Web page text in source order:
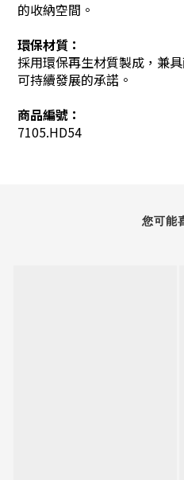
的收納空間。
環保材質：
採用環保再生材質製成，兼
可持續發展的承諾。
商品編號：
7105.HD54
您可能